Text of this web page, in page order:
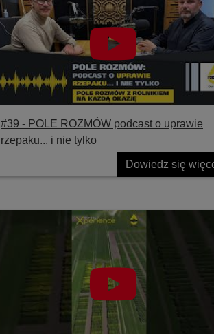
#39 ‐ POLE ROZMÓW podcast o uprawie
rzepaku... i nie tylko
Dowiedz się